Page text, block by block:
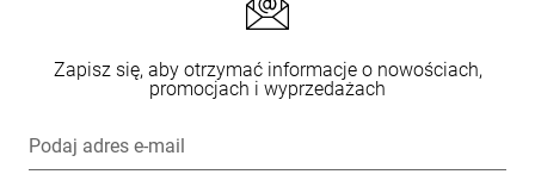
Zapisz się, aby otrzymać informacje o nowościach,
promocjach i wyprzedażach
Podaj adres e-mail